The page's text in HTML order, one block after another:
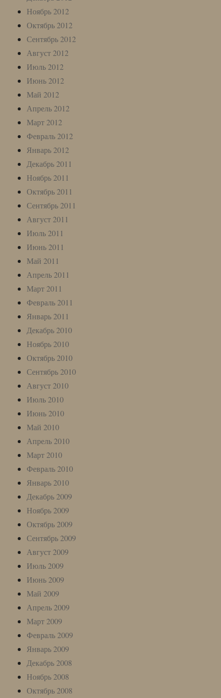
Ноябрь 2012
Октябрь 2012
Сентябрь 2012
Август 2012
Июль 2012
Июнь 2012
Май 2012
Апрель 2012
Март 2012
Февраль 2012
Январь 2012
Декабрь 2011
Ноябрь 2011
Октябрь 2011
Сентябрь 2011
Август 2011
Июль 2011
Июнь 2011
Май 2011
Апрель 2011
Март 2011
Февраль 2011
Январь 2011
Декабрь 2010
Ноябрь 2010
Октябрь 2010
Сентябрь 2010
Август 2010
Июль 2010
Июнь 2010
Май 2010
Апрель 2010
Март 2010
Февраль 2010
Январь 2010
Декабрь 2009
Ноябрь 2009
Октябрь 2009
Сентябрь 2009
Август 2009
Июль 2009
Июнь 2009
Май 2009
Апрель 2009
Март 2009
Февраль 2009
Январь 2009
Декабрь 2008
Ноябрь 2008
Октябрь 2008